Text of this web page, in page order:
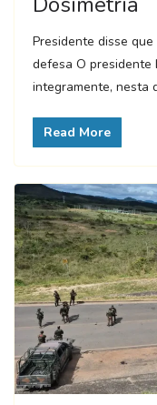
Presidente disse
defesa O presidente
integramente, nesta
Read More